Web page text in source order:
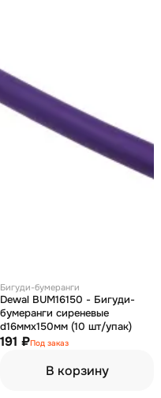
Бигуди-бумеранги
Dewal BUM16150 - Бигуди-
бумеранги сиреневые
d16ммх150мм (10 шт/упак)
191 ₽Под заказ
В корзину